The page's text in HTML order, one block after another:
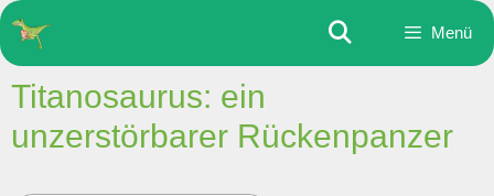
Zum
Inhalt
springen
Menü
Titanosaurus: ein
unzerstörbarer Rückenpanzer